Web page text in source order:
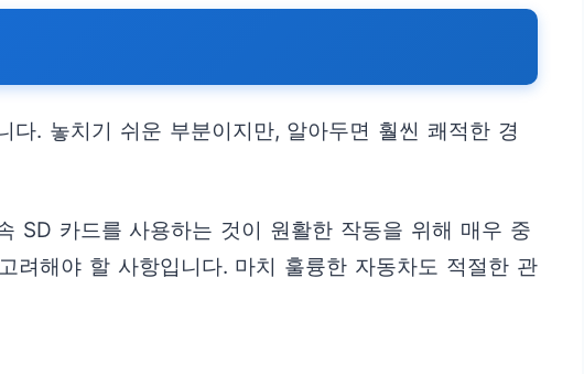
. 놓치기 쉬운 부분이지만, 알아두면 훨씬 쾌적한 경
SD 카드를 사용하는 것이 원활한 작동을 위해 매우 중
려해야 할 사항입니다. 마치 훌륭한 자동차도 적절한 관